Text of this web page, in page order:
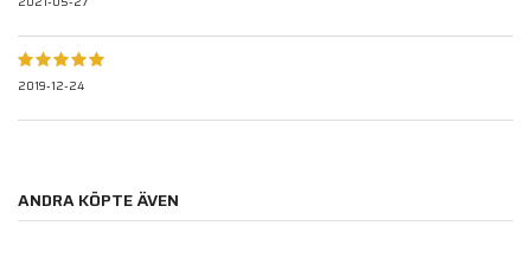
2019-12-24
ANDRA KÖPTE ÄVEN